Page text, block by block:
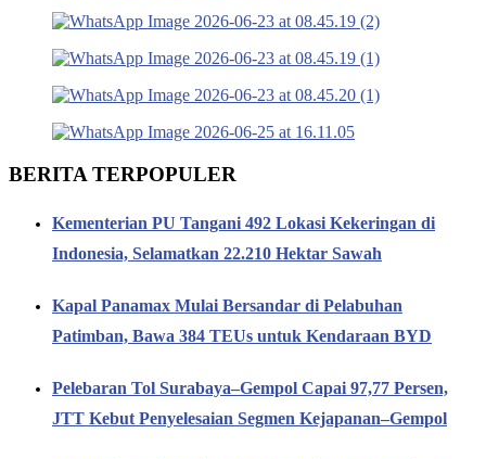
BERITA TERPOPULER
Kementerian PU Tangani 492 Lokasi Kekeringan di
Indonesia, Selamatkan 22.210 Hektar Sawah
Kapal Panamax Mulai Bersandar di Pelabuhan
Patimban, Bawa 384 TEUs untuk Kendaraan BYD
Pelebaran Tol Surabaya–Gempol Capai 97,77 Persen,
JTT Kebut Penyelesaian Segmen Kejapanan–Gempol